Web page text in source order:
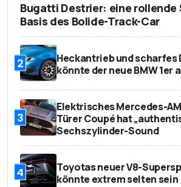
Bugatti Destrier: eine rollende
Basis des Bolide-Track-Car
2
Heckantrieb und scharfes
könnte der neue BMW 1er
3
Elektrisches Mercedes-
Türer Coupé hat
Sechszylinder-Sound
4
Toyotas neuer V8-
könnte extrem selten sein